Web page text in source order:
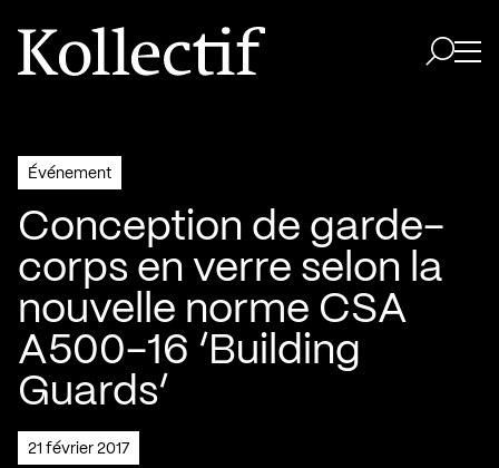
Aller à la page d'accueil
Logo Kollectif
Événement
Conception de garde-
corps en verre selon la
nouvelle norme CSA
A500-16 ‘Building
Guards’
21 février 2017